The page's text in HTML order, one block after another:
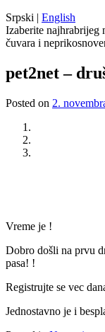
Srpski | English
Izaberite najhrabrijeg
čuvara i
pet2net –
Posted on 2.
Vreme je !
Dobro došli na prvu
pasa! !
Registrujte se vec
Jednostavno je i